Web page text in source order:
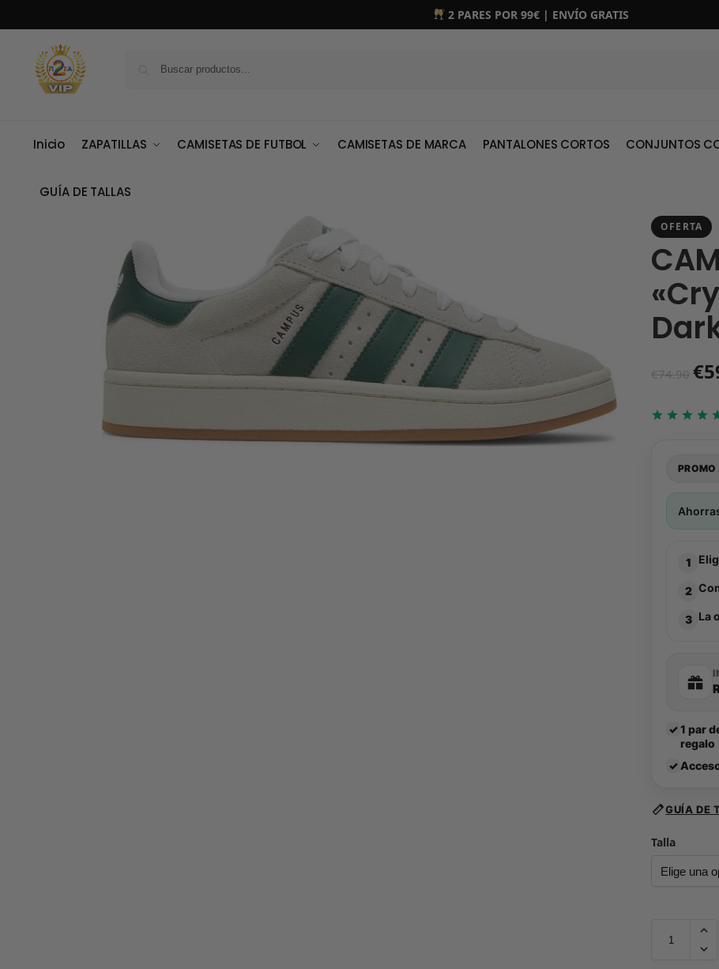
2 PARES POR 99€ | ENVÍO GRATIS
Inicio ZAPATILLAS CAMISETAS DE FUTBOL CAMISETAS DE MARCA PANTALONES CORTOS CONJUNTOS
GUÍA DE TALLAS
OFERTA
€74.90 €
1
2
3 La
✓1 par
regalo
✓
GUÍA DE
Talla